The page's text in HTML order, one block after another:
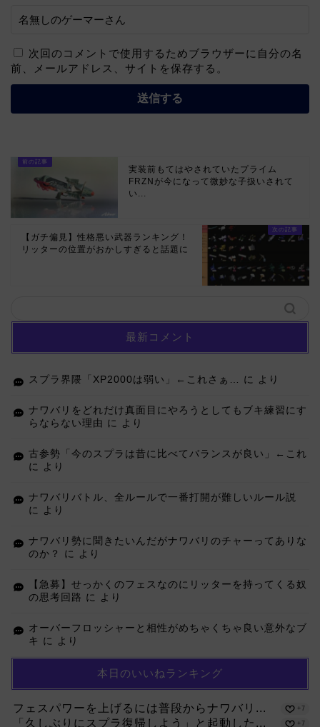
次回のコメントで使用するためブラウザーに自分の名
前、メールアドレス、サイトを保存する。
実装前もてはやされていたプライム
FRZNが今になって微妙な子扱いされて
い...
【ガチ偏見】性格悪い武器ランキング！
リッターの位置がおかしすぎると話題に
最新コメント
スプラ界隈「XP2000は弱い」←これさぁ… に より
ナワバリをどれだけ真面目にやろうとしてもブキ練習にす
らならない理由 に より
古参勢「今のスプラは昔に比べてバランスが良い」←これ
に より
ナワバリバトル、全ルールで一番打開が難しいルール説
に より
ナワバリ勢に聞きたいんだがナワバリのチャーってありな
のか？
に より
【急募】せっかくのフェスなのにリッターを持ってくる奴
の思考回路 に より
オーバーフロッシャーと相性がめちゃくちゃ良い意外なブ
キ に より
本日のいいねランキング
フェスパワーを上げるには普段からナワバリ... +7
「久しぶりにスプラ復帰しよう」と起動した... +7